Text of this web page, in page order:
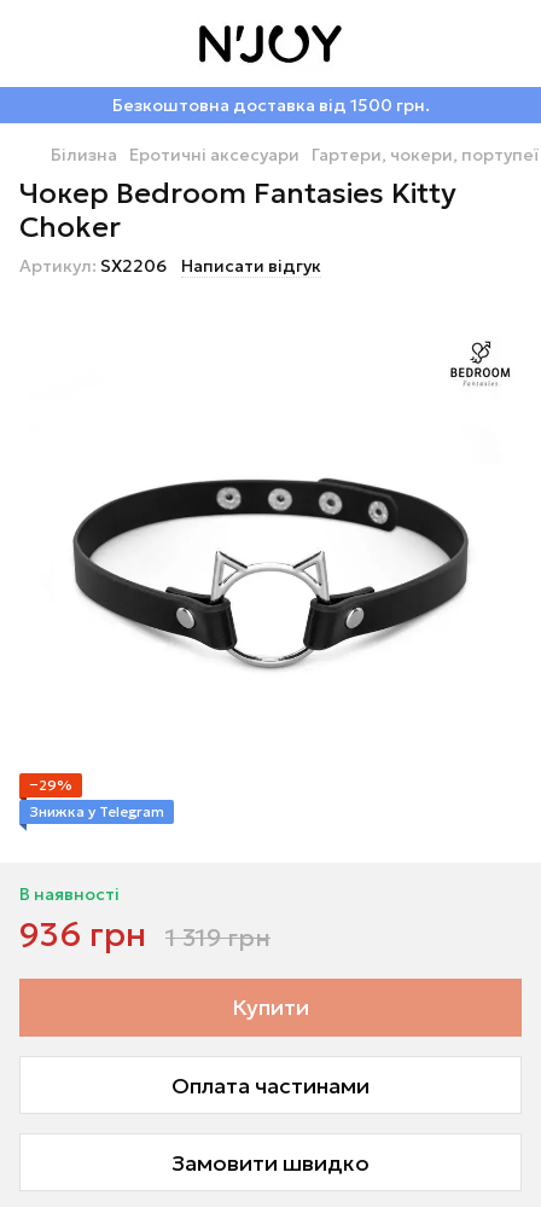
Безкоштовна доставка від 1500 грн.
Білизна Еротичні аксесуари Гартери, чокери, портупеї
Чокер Bedroom Fantasies Kitty
Choker
Артикул: SX2206 Написати відгук
−29%
Знижка у Telegram
В наявності
936 грн 1 319 грн
Купити
Оплата частинами
Замовити швидко